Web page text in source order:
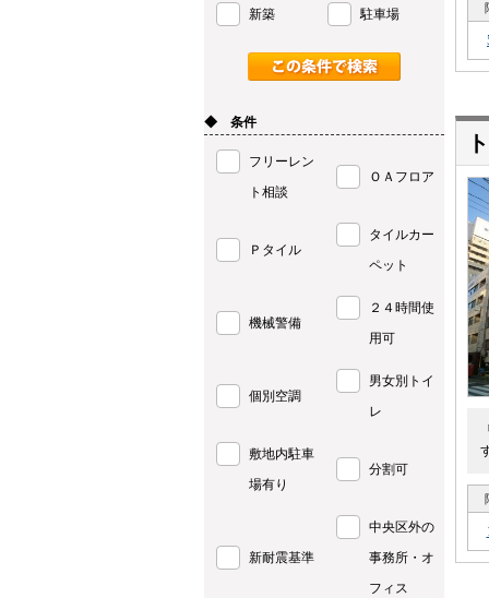
新築 駐車場
◆ 条件
フリーレン
ト相談
ＯＡフロア
Ｐタイル
タイルカー
ペット
機械警備
２４時間使
用可
個別空調
男女別トイ
レ
敷地内駐車
場有り
分割可
新耐震基準
中央区外の
事務所・オ
フィス